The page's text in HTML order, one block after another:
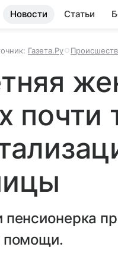
Новости Статьи
Газета.Ру
помощи.